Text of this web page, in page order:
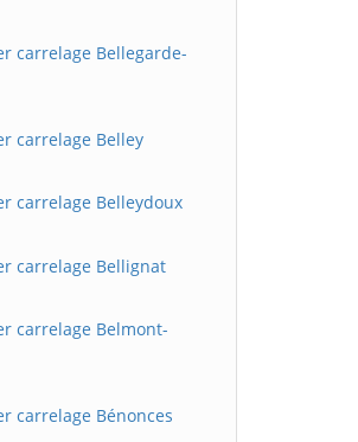
carrelage Bellegarde-
carrelage Belley
carrelage Belleydoux
carrelage Bellignat
carrelage Belmont-
carrelage Bénonces